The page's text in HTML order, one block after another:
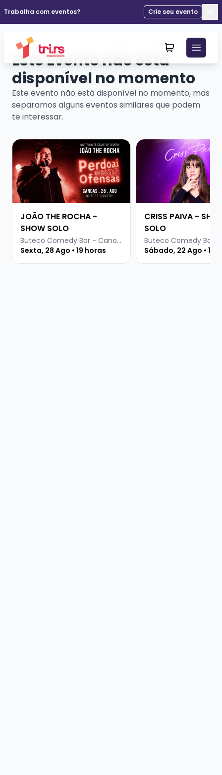
Trabalha com eventos?
Crie seu evento
Este Evento não está
disponível no momento
Este evento não está disponível no momento, mas
separamos alguns eventos similares que podem
te interessar.
Veja mais sobre JOÃO THE ROCHA - SHOW SOLO
JOÃO THE ROCHA -
SHOW SOLO
Buteco Comedy Bar - Canoas
Sexta, 28 Ago • 19 horas
Veja mais sobre
CRISS PAIVA -
SOLO
Sábado, 22 Ago • 19